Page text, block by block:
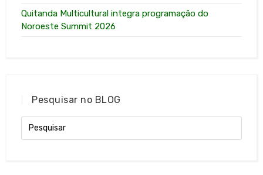
Quitanda Multicultural integra programação do
Noroeste Summit 2026
Pesquisar no BLOG